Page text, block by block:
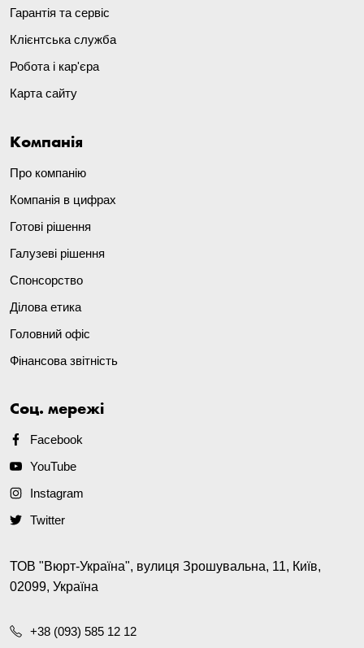
Гарантія та сервіс
Клієнтська служба
Робота і кар'єра
Карта сайту
Компанія
Про компанію
Компанія в цифрах
Готові рішення
Галузеві рішення
Спонсорство
Ділова етика
Головний офіс
Фінансова звітність
Соц. мережі
Facebook
YouTube
Instagram
Twitter
ТОВ "Вюрт-Україна", вулиця Зрошувальна, 11, Київ,
02099, Україна
+38 (093) 585 12 12